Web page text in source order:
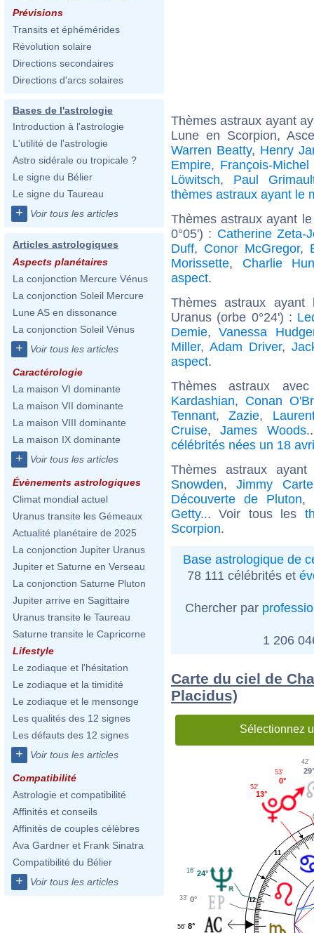
Prévisions
Transits et éphémérides
Révolution solaire
Directions secondaires
Directions d'arcs solaires
Bases de l'astrologie
Introduction à l'astrologie
L'utilité de l'astrologie
Astro sidérale ou tropicale ?
Le signe du Bélier
Le signe du Taureau
+ Voir tous les articles
Articles astrologiques
Aspects planétaires
La conjonction Mercure Vénus
La conjonction Soleil Mercure
Lune AS en dissonance
La conjonction Soleil Vénus
+ Voir tous les articles
Caractérologie
La maison VI dominante
La maison VII dominante
La maison VIII dominante
La maison IX dominante
+ Voir tous les articles
Évènements astrologiques
Climat mondial actuel
Uranus transite les Gémeaux
Actualité planétaire de 2025
La conjonction Jupiter Uranus
Jupiter et Saturne en Verseau
La conjonction Saturne Pluton
Jupiter arrive en Sagittaire
Uranus transite le Taureau
Saturne transite le Capricorne
Lifestyle
Le zodiaque et l'hésitation
Le zodiaque et la timidité
Le zodiaque et le mensonge
Les qualités des 12 signes
Les défauts des 12 signes
+ Voir tous les articles
Compatibilité
Astrologie et compatibilité
Affinités et conseils
Affinités de couples célèbres
Ava Gardner et Frank Sinatra
Compatibilité du Bélier
+ Voir tous les articles
Thèmes astraux ayant
Lune en Scorpion,
Warren Beatty, Henry
Empire, François-Michel
Löwitsch, Paul
thèmes astraux ayant le
Thèmes astraux ayant
0°05') : Catherine Zeta-
Duff, Conor McGregor,
Morissette, Charlie
aspect.
Thèmes astraux ayant
Uranus (orbe 0°24') :
Demie,Vanessa
Miller,Adam Driver,
aspect.
Thèmes astraux
Kardashian, Conan
Tennant,Zazie,
Cruise,James Woods
célébrités nées un 18
Thèmes astraux
Snowden,Jimmy
Découverte de Pluton,
Getty... Voir tous les
Scorpion.
Base astrologique de
78 111 célébrités et
Chercher par
1 206
Carte du ciel de
Placidus)
Sélectionnez
11
12
42'
0°
53'
13°
52'
24°
16'
0°
33'
8°
56'